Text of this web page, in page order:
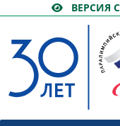
ВЕРСИЯ